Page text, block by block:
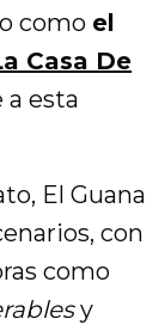
como el
Casa De
a esta
El Guana
con
como
y